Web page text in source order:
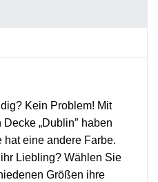
Kein Problem! Mit
„Dublin″ haben
hat eine andere Farbe.
Liebling? Wählen Sie
Größen ihre